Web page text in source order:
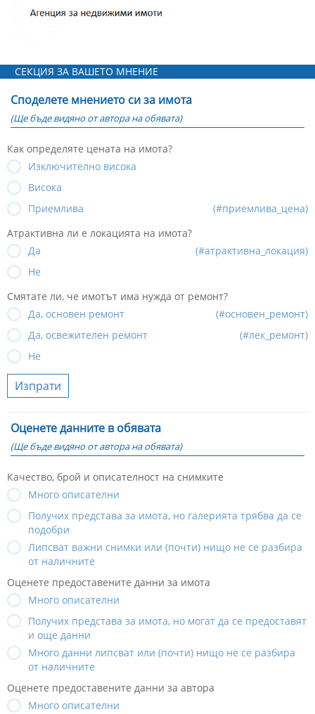
СЕКЦИЯ ЗА ВАШЕТО МНЕНИЕ
Споделете мнението си за имота
(Ще бъде видяно от автора на обявата)
Как определяте цената на имота?
Изключително висока
Висока
Приемлива
(#приемлива_цена)
Атрактивна ли е локацията на имота?
Да
(#атрактивна_локация)
Не
Смятате ли, че имотът има нужда от ремонт?
Да, основен ремонт
(#основен_ремонт)
Да, освежителен ремонт
(#лек_ремонт)
Не
Изпрати
Оценете данните в обявата
(Ще бъде видяно от автора на обявата)
Качество, брой и описателност на снимките
Много описателни
Получих представа за имота, но галерията трябва да се
подобри
Липсват важни снимки или (почти) нищо не се разбира
от наличните
Оценете предоставените данни за имота
Много описателни
Получих представа за имота, но могат да се предоставят
и още данни
Много данни липсват или (почти) нищо не се разбира
от наличните
Оценете предоставените данни за автора
Много описателни